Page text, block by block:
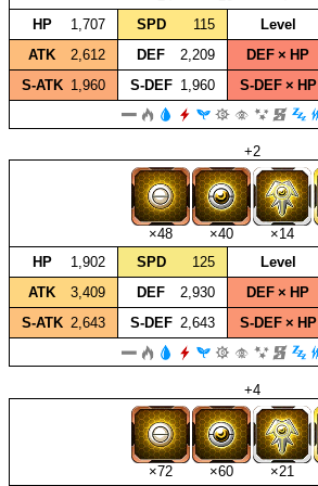
HP
1,707 SPD 115 Level
ATK
2,612 DEF 2,209 DEF × HP
S‑ATK 1,960 S‑DEF 1,960 S‑DEF × HP
+2
×48 ×40 ×14
HP
1,902 SPD 125 Level
ATK
3,409 DEF 2,930 DEF × HP
S‑ATK 2,643 S‑DEF 2,643 S‑DEF × HP
+4
×72 ×60 ×21